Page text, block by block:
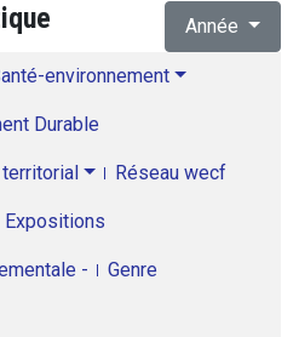
Année
environnement
Durable
Réseau wecf
Expositions
- Genre